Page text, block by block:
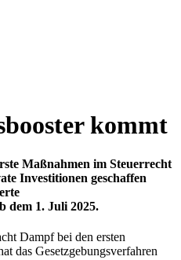
kommt
Maßnahmen im Steuerrecht
Investitionen geschaffen
dem 1. Juli 2025.
Dampf bei den ersten
das Gesetzgebungsverfahren